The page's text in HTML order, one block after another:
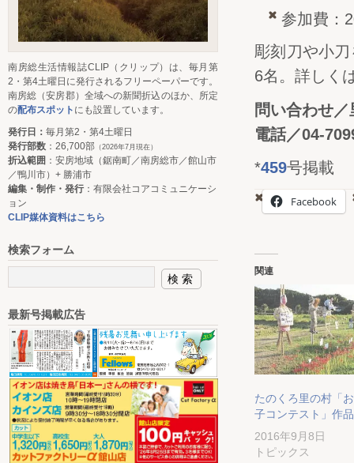
参加費：
彫刻刀や小
6名。詳しく
問い合わせ
電話／04-
*459号掲載
Facebook
関連
たのくろ里の村「
子コンテスト」作
2016年9月8日
トピックス
南房総生活情報誌CLIP（クリップ）は、毎月第
2・第4土曜日に発行されるフリーペーパーです。
南房総（安房郡）全域への新聞折込のほか、所定
の配布スポット にも設置しています。
発行日： 毎月第2・第4土曜日
発行部数 ：26,700部 （2026年7月現在）
折込範囲 ：安房地域（鋸南町／南房総市／館山市
／鴨川市）+ 勝浦市
編集・制作・発行：有限会社コアコミュニケーシ
ョン
CLIP媒体資料はこちら
検索フォーム
最新号掲載広告